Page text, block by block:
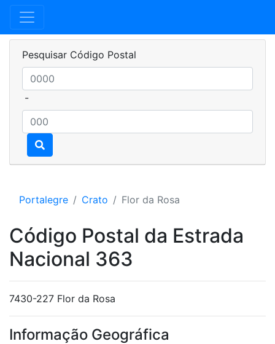
Pesquisar Código Postal
-
Portalegre Crato Flor da Rosa
Código Postal da Estrada
Nacional 363
7430-227 Flor da Rosa
Informação Geográfica